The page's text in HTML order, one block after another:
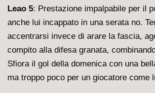
Leao 5: Prestazione impalpabile per il
anche lui incappato in una serata no.
accentrarsi invece di arare la fascia,
compito alla difesa granata,
Sfiora il gol della domenica con una
ma troppo poco per un giocatore come